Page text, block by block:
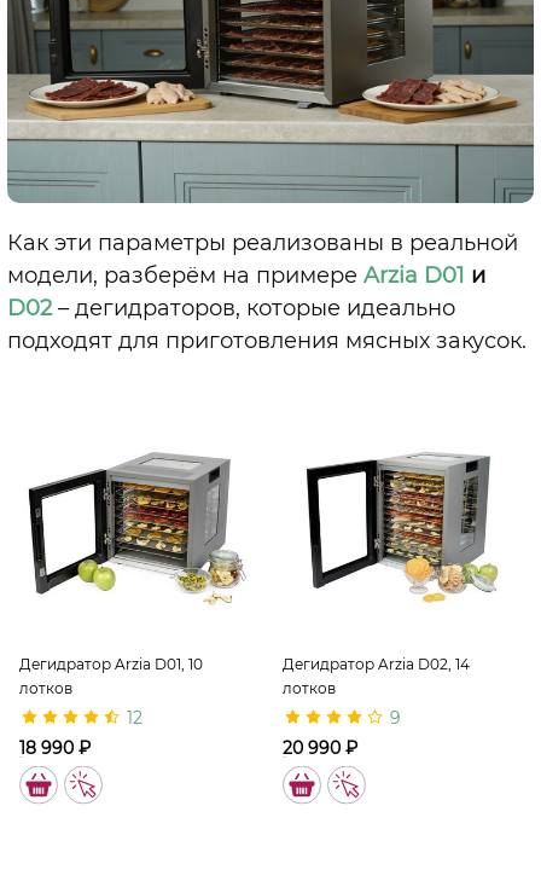
Как эти параметры реализованы в реальной
модели, разберём на примере Arzia D01 и
D02 – дегидраторов, которые идеально
подходят для приготовления мясных закусок.
Дегидратор Arzia D01, 10
лотков
12
18 990 ₽
Дегидратор Arzia D02, 14
лотков
9
20 990 ₽